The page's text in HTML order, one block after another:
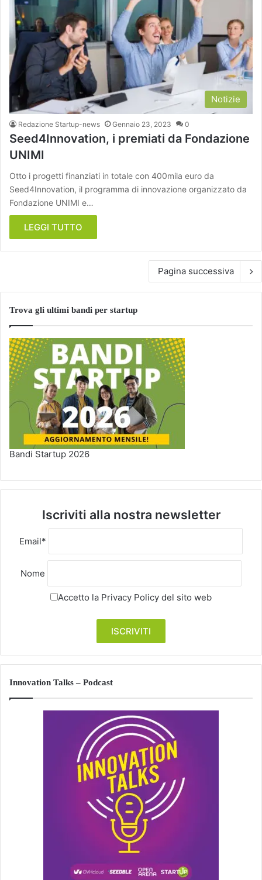
Notizie
Redazione Startup-news Gennaio 23, 2023 0
Seed4Innovation, i premiati da Fondazione
UNIMI
Otto i progetti finanziati in totale con 400mila euro da
Seed4Innovation, il programma di innovazione organizzato da
Fondazione UNIMI e…
LEGGI TUTTO
Pagina successiva
Trova gli ultimi bandi per startup
Bandi Startup 2026
Iscriviti alla nostra newsletter
Email*
Nome
Accetto la Privacy Policy del sito web
Innovation Talks – Podcast